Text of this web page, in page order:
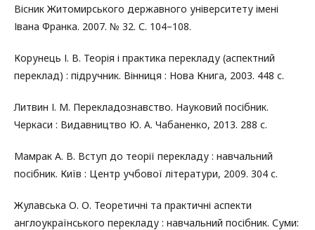
Вісник Житомирського державного університету імені
Івана Франка. 2007. № 32. С. 104–108.
Корунець І. В. Теорія і практика перекладу (аспектний
переклад) : підручник. Вінниця : Нова Книга, 2003. 448 с.
Литвин І. М. Перекладознавство. Науковий посібник.
Черкаси : Видавництво Ю. А. Чабаненко, 2013. 288 с.
Мамрак А. В. Вступ до теорії перекладу : навчальний
посібник. Київ : Центр учбової літератури, 2009. 304 с.
Жулавська О. О. Теоретичні та практичні аспекти
англоукраїнського перекладу : навчальний посібник. Суми: